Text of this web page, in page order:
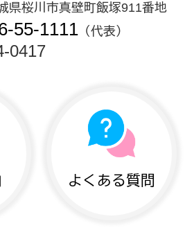
県桜川市真壁町飯塚911番地
55-1111 （代表）
0417
よくある質問